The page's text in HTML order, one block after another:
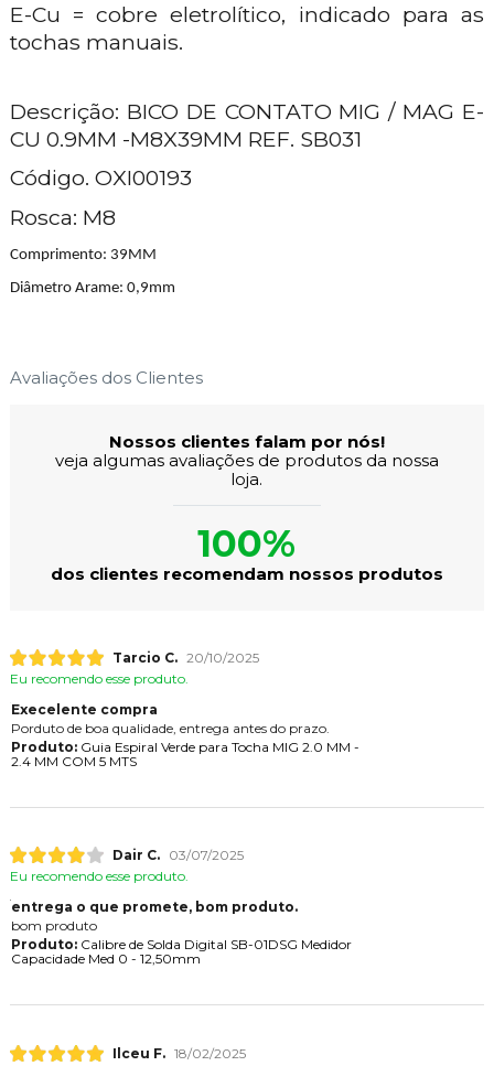
E-Cu = cobre eletrolítico, indicado para as
tochas manuais.
Descrição: BICO DE CONTATO MIG / MAG E-
CU 0.9MM -M8X39MM REF. SB031
Código. OXI00193
Rosca: M8
Comprimento: 39MM
Diâmetro Arame: 0,9mm
Avaliações dos Clientes
Nossos clientes falam por nós!
veja algumas avaliações de produtos da nossa
loja.
100%
dos clientes recomendam nossos produtos
Tarcio C. 20/10/2025
Eu recomendo esse produto.
Execelente compra
Porduto de boa qualidade, entrega antes do prazo.
Produto:Guia Espiral Verde para Tocha MIG 2.0 MM -
2.4 MM COM 5 MTS
Dair C.
03/07/2025
Eu recomendo esse produto.
entrega o que promete, bom produto.
bom produto
Produto:Calibre de Solda Digital SB-01DSG Medidor
Capacidade Med 0 - 12,50mm
Ilceu F. 18/02/2025